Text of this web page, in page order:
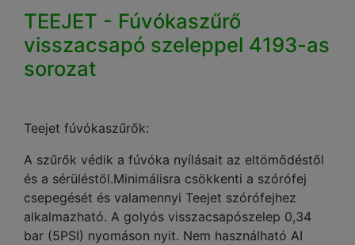
TEEJET - Fúvókaszűrő
visszacsapó szeleppel 4193-as
sorozat
Teejet fúvókaszűrők:
A szűrők védik a fúvóka nyílásait az eltömődéstől
és a sérüléstől.Minimálisra csökkenti a szórófej
csepegését és valamennyi Teejet szórófejhez
alkalmazható. A golyós visszacsapószelep 0,34
bar (5PSI) nyomáson nyit. Nem használható AI